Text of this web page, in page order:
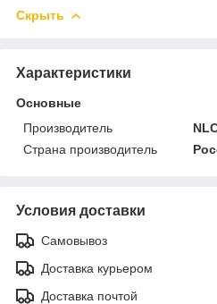
Скрыть
Характеристики
Основные
Производитель
Страна производитель
Условия доставки
Самовывоз
Доставка курьером
Доставка почтой